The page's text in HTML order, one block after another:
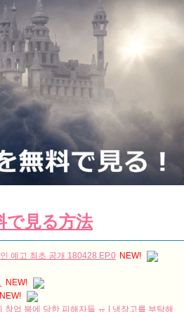
で見る方法
예고 최초 공개 180428 EP.0 NEW!
NEW!
NEW!
업 붐에 당한 피해자들 ㅠ | 냉장고를 부탁해